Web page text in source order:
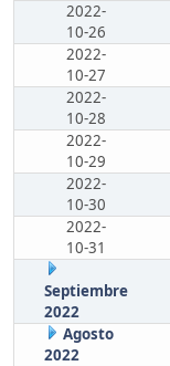
2022-
10-26
2022-
10-27
2022-
10-28
2022-
10-29
2022-
10-30
2022-
10-31
Septiembre
2022
Agosto
2022